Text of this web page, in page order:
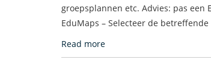
groepsplannen etc. Advies: pas een
EduMaps – Selecteer de
Read more